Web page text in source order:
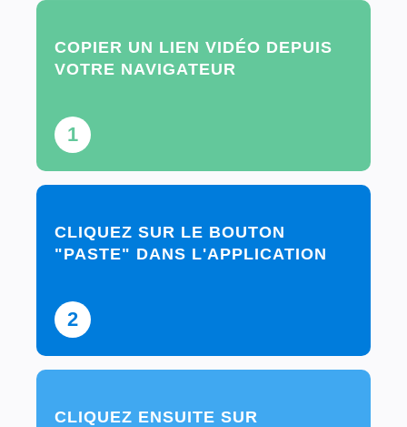
1
COPIER UN LIEN VIDÉO DEPUIS
VOTRE NAVIGATEUR
2
CLIQUEZ SUR LE BOUTON
"PASTE" DANS L'APPLICATION
CLIQUEZ ENSUITE SUR